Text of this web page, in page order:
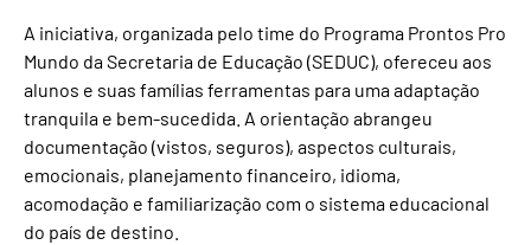
A iniciativa, organizada pelo time do Programa Prontos Pro
Mundo da Secretaria de Educação (SEDUC), ofereceu aos
alunos e suas famílias ferramentas para uma adaptação
tranquila e bem-sucedida. A orientação abrangeu
documentação (vistos, seguros), aspectos culturais,
emocionais, planejamento financeiro, idioma,
acomodação e familiarização com o sistema educacional
do país de destino.